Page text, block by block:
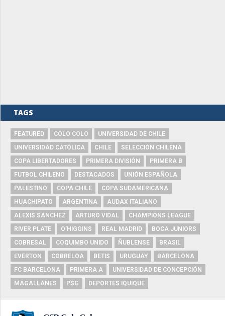
TAGS
FEATURED COLO COLO
UNIVERSIDAD DE CHILE
UNIVERSIDAD CATÓLICA
CHILE
SELECCIÓN CHILENA
COPA LIBERTADORES
PRIMERA DIVISIÓN
PRIMERA B
FUTBOL CHILENO
DESTACADOS
UNIÓN ESPAÑOLA
PALESTINO
COPA CHILE
COPA SUDAMERICANA
HUACHIPATO
ARGENTINA
AUDAX ITALIANO
ALEXIS SÁNCHEZ
ARTURO VIDAL
CHAMPIONS LEAGUE
RIVER PLATE
O'HIGGINS REAL MADRID
BOCA JUNIORS
COBRESAL
COQUIMBO UNIDO ÑUBLENSE
BRASIL
EVERTON
COBRELOA BETIS URUGUAY
BARCELONA
FC BARCELONA
PRIMERA A
UNIVERSIDAD DE CONCEPCIÓN
MAGALLANES
PSG DEPORTES IQUIQUE